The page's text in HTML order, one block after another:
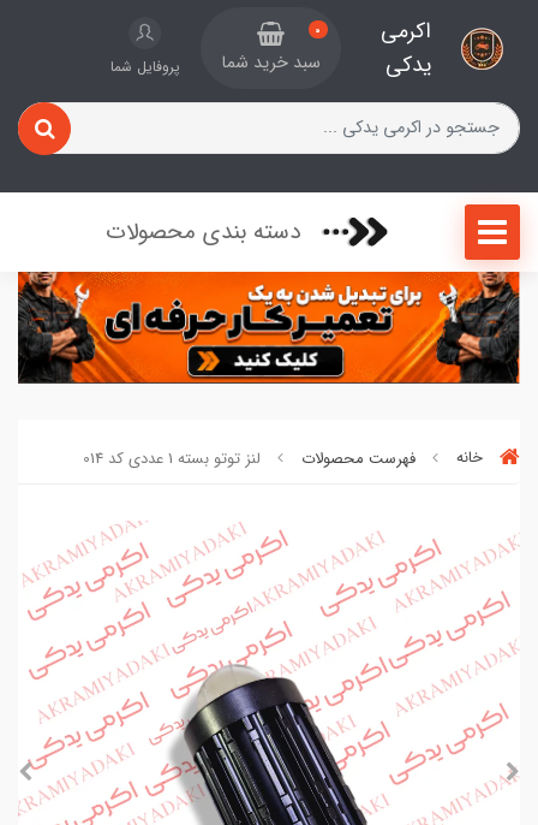
اکرمی
یدکی
0
سبد خرید شما پروفایل شما
دسته بندی محصولات
خانه فهرست محصولات لنز توتو بسته 1 عددی کد 014